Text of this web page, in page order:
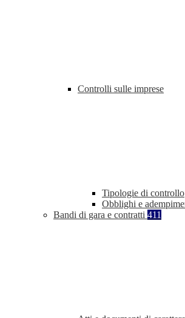
Controlli sulle imprese
Tipologie di controllo
Obblighi e
Bandi di gara e contratti 411